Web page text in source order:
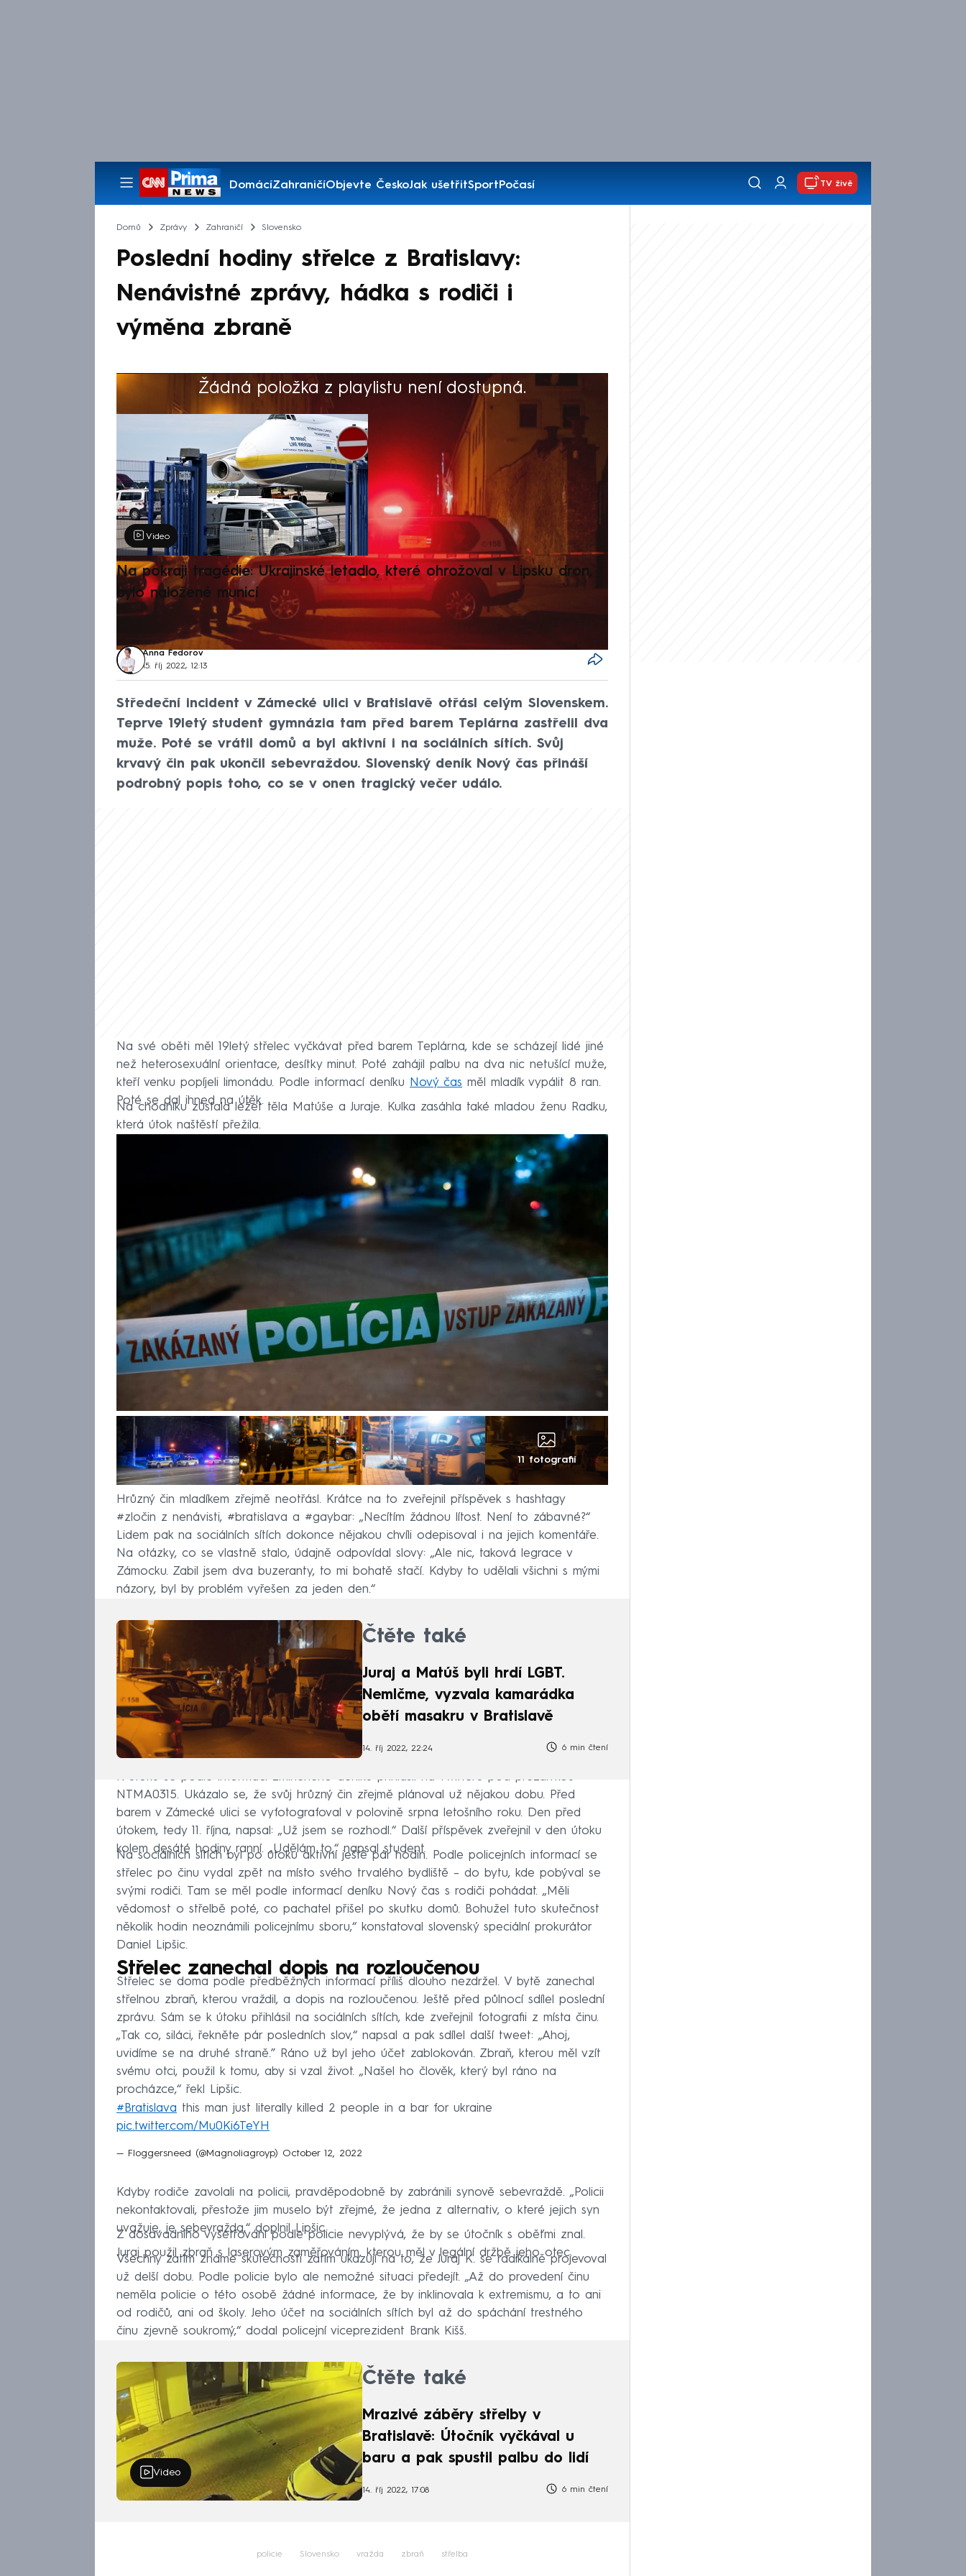
DomácíZahraničíObjevte ČeskoJak ušetřitSportPočasí
Pořady
TV živě
Domů Zprávy Zahraničí Slovensko
Poslední hodiny střelce z Bratislavy:
Nenávistné zprávy, hádka s rodiči i
výměna zbraně
Žádná položka z playlistu není dostupná.
Výběr redakce
Video
Na pokraji tragédie: Ukrajinské letadlo, které ohrožoval v Lipsku dron,
bylo naložené municí
Anna Fedorov
15. říj 2022, 12:13
Středeční incident v Zámecké ulici v Bratislavě otřásl celým Slovenskem.
Teprve 19letý student gymnázia tam před barem Teplárna zastřelil dva
muže. Poté se vrátil domů a byl aktivní i na sociálních sítích. Svůj
krvavý čin pak ukončil sebevraždou. Slovenský deník Nový čas přináší
podrobný popis toho, co se v onen tragický večer událo.
Na své oběti měl 19letý střelec vyčkávat před barem Teplárna, kde se scházejí lidé jiné
než heterosexuální orientace, desítky minut. Poté zahájil palbu na dva nic netušící muže,
kteří venku popíjeli limonádu. Podle informací deníku
Nový čas měl mladík vypálit 8 ran.
Poté se dal ihned na útěk.
Na chodníku zůstala ležet těla Matúše a Juraje. Kulka zasáhla také mladou ženu Radku,
která útok naštěstí přežila.
11 fotografií
Hrůzný čin mladíkem zřejmě neotřásl. Krátce na to zveřejnil příspěvek s hashtagy
#zločin z nenávisti, #bratislava a #gaybar: „Necítím žádnou lítost. Není to zábavné?“
Lidem pak na sociálních sítích dokonce nějakou chvíli odepisoval i na jejich komentáře.
Na otázky, co se vlastně stalo, údajně odpovídal slovy: „Ale nic, taková legrace v
Zámocku. Zabil jsem dva buzeranty, to mi bohatě stačí. Kdyby to udělali všichni s mými
názory, byl by problém vyřešen za jeden den.“
Čtěte také
Juraj a Matúš byli hrdí LGBT.
Nemlčme, vyzvala kamarádka
obětí masakru v Bratislavě
14. říj 2022, 22:24 6 min čtení
K útoku se podle informací zmíněného deníku přihlásil na Twitteru pod přezdívkou
NTMA0315. Ukázalo se, že svůj hrůzný čin zřejmě plánoval už nějakou dobu. Před
barem v Zámecké ulici se vyfotografoval v polovině srpna letošního roku. Den před
útokem, tedy 11. října, napsal: „Už jsem se rozhodl.“ Další příspěvek zveřejnil v den útoku
kolem desáté hodiny ranní. „Udělám to,“ napsal student.
Na sociálních sítích byl po útoku aktivní ještě pár hodin. Podle policejních informací se
střelec po činu vydal zpět na místo svého trvalého bydliště – do bytu, kde pobýval se
svými rodiči. Tam se měl podle informací deníku Nový čas s rodiči pohádat. „Měli
vědomost o střelbě poté, co pachatel přišel po skutku domů. Bohužel tuto skutečnost
několik hodin neoznámili policejnímu sboru,“ konstatoval slovenský speciální prokurátor
Daniel Lipšic.
Střelec zanechal dopis na rozloučenou
Střelec se doma podle předběžných informací příliš dlouho nezdržel. V bytě zanechal
střelnou zbraň, kterou vraždil, a dopis na rozloučenou. Ještě před půlnocí sdílel poslední
zprávu. Sám se k útoku přihlásil na sociálních sítích, kde zveřejnil fotografii z místa činu.
„Tak co, siláci, řekněte pár posledních slov,“ napsal a pak sdílel další tweet: „Ahoj,
uvidíme se na druhé straně.” Ráno už byl jeho účet zablokován. Zbraň, kterou měl vzít
svému otci, použil k tomu, aby si vzal život. „Našel ho člověk, který byl ráno na
procházce,“ řekl Lipšic.
#Bratislava this man just literally killed 2 people in a bar for ukraine
pic.twitter.com/Mu0Ki6TeYH
— Floggersneed (@Magnoliagroyp) October 12, 2022
Kdyby rodiče zavolali na policii, pravděpodobně by zabránili synově sebevraždě. „Policii
nekontaktovali, přestože jim muselo být zřejmé, že jedna z alternativ, o které jejich syn
uvažuje, je sebevražda,“ doplnil Lipšic.
Z dosavadního vyšetřování podle policie nevyplývá, že by se útočník s oběťmi znal.
Juraj použil zbraň s laserovým zaměřováním, kterou měl v legální držbě jeho otec.
Všechny zatím známe skutečnosti zatím ukazují na to, že Juraj K. se radikálně projevoval
už delší dobu. Podle policie bylo ale nemožné situaci předejít. „Až do provedení činu
neměla policie o této osobě žádné informace, že by inklinovala k extremismu, a to ani
od rodičů, ani od školy. Jeho účet na sociálních sítích byl až do spáchání trestného
činu zjevně soukromý,“ dodal policejní viceprezident Brank Kišš.
Video
Čtěte také
Mrazivé záběry střelby v
Bratislavě: Útočník vyčkával u
baru a pak spustil palbu do lidí
14. říj 2022, 17:08 6 min čtení
policie Slovensko vražda zbraň střelba